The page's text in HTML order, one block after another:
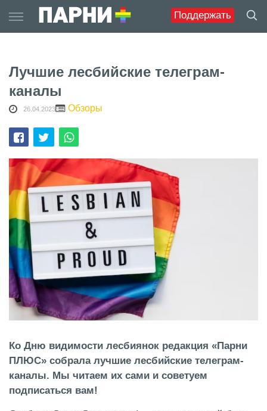
Поддержать
to
content
Лучшие лесбийские телеграм-
каналы
26.04.2023 Обзоры
Ко Дню видимости лесбиянок редакция «Парни
ПЛЮС» собрала лучшие лесбийские телеграм-
каналы. Мы читаем их сами и советуем
подписаться вам!